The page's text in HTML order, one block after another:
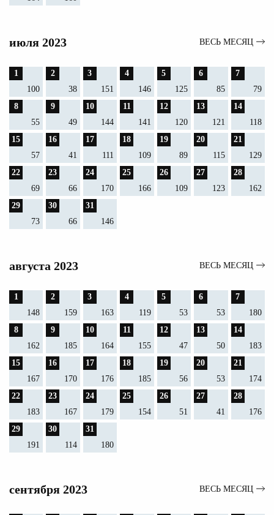
июля 2023 ВЕСЬ МЕСЯЦ
1
100
2
38
3
151
4
146
5
125
6
85
7
79
8
55
9
49
10
144
11
141
12
120
13
121
14
118
15
57
16
41
17
111
18
109
19
89
20
115
21
129
22
69
23
66
24
170
25
166
26
109
27
123
28
162
29
73
30
66
31
146
августа 2023 ВЕСЬ МЕСЯЦ
1
148
2
159
3
163
4
119
5
53
6
53
7
180
8
162
9
185
10
164
11
155
12
47
13
50
14
183
15
167
16
170
17
176
18
185
19
56
20
53
21
174
22
183
23
167
24
179
25
154
26
51
27
41
28
176
29
191
30
114
31
180
сентября 2023 ВЕСЬ МЕСЯЦ